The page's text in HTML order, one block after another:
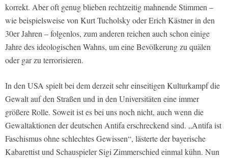
korrekt. Aber oft genug blieben rechtzeitig mahnende Stimmen –
wie beispielsweise von Kurt Tucholsky oder Erich Kästner in den
30er Jahren – folgenlos, zum anderen reichen auch schon einige
Jahre des ideologischen Wahns, um eine Bevölkerung zu quälen
oder gar zu terrorisieren.
In den USA spielt bei dem derzeit sehr einseitigen Kulturkampf die
Gewalt auf den Straßen und in den Universitäten eine immer
größere Rolle. Soweit ist es bei uns noch nicht, auch wenn die
Gewaltaktionen der deutschen Antifa erschreckend sind. „Antifa ist
Faschismus ohne schlechtes Gewissen“, lästerte der bayerische
Kabarettist und Schauspieler Sigi Zimmerschied einmal kühn. Nun